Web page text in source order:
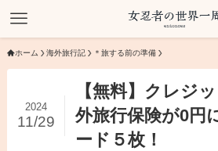
ホーム 海外旅行記 ＊旅する前の準備
【無料】クレジ
外旅行保険が0円
ード５枚！
2024
11/29